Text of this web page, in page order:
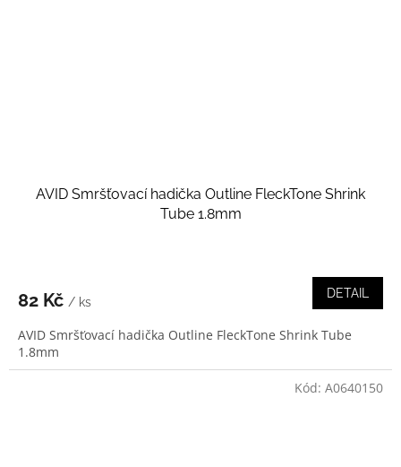
AVID Smršťovací hadička Outline FleckTone Shrink
Tube 1.8mm
82 Kč / ks
DETAIL
AVID Smršťovací hadička Outline FleckTone Shrink Tube
1.8mm
Kód: A0640150